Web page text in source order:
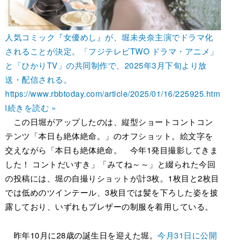
人気コミック『女優めし』が、堀未央奈主演でドラマ化
されることが決定。「フジテレビTWO ドラマ・アニメ」
と「ひかりTV」の共同制作で、2025年3月下旬より放
送・配信される。
https://www.rbbtoday.com/article/2025/01/16/225925.htm
l続きを読む »
この日堀がアップしたのは、縦型ショートコントコン
テンツ「本日も絶体絶命。」のオフショット。絵文字を
交えながら「本日も絶体絶命。 今年1発目撮影してきま
した！ コントだいすき」「みてね～～」と綴られた今回
の投稿には、堀の自撮りショットが計3枚。1枚目と2枚目
では低めのツインテール、3枚目では髪を下ろした姿を披
露しており、いずれもブレザーの制服を着用している。
昨年10月に28歳の誕生日を迎えた堀。 今月31日に公開